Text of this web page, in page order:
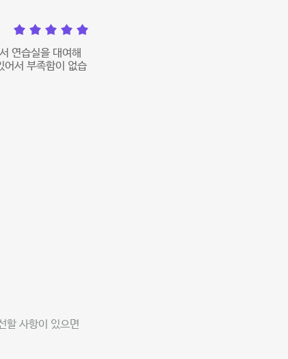
연습실을 대여해
어서 부족함이 없습
할 사항이 있으면